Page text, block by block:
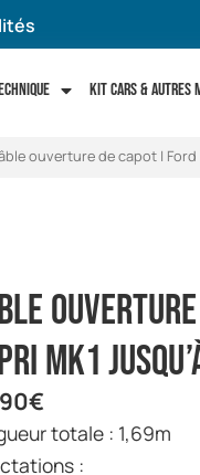
Kit cars & autres
ouverture de capot | Ford
Mk1
€
totale : 1,69m
: